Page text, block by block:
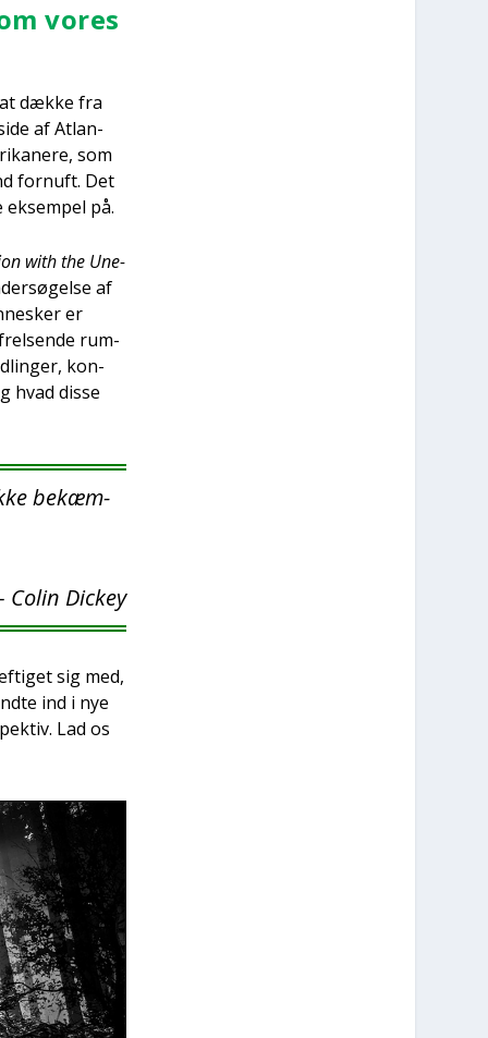
vores
dæk­ke fra
af Atlan­
som
for­nuft. Det
på.
with the Une­
af
er
rum­
kon­
hvad dis­se
bekæm­
Colin Dick­ey
sig med,
ind i nye
Lad os